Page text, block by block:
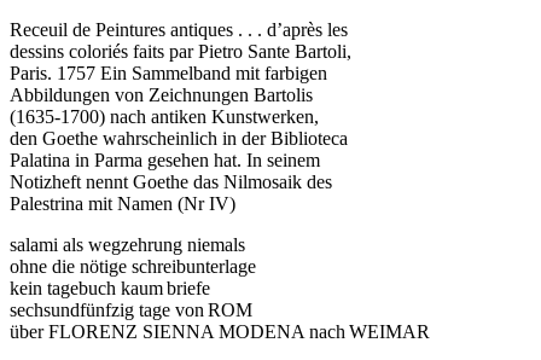
Receuil de Peintures antiques . . . d’après les
dessins coloriés faits par Pietro Sante Bartoli,
Paris. 1757 Ein Sammelband mit farbigen
Abbildungen von Zeichnungen Bartolis
(1635-1700) nach antiken Kunstwerken,
den Goethe wahrscheinlich in der Biblioteca
Palatina in Parma gesehen hat. In seinem
Notizheft nennt Goethe das Nilmosaik des
Palestrina mit Namen (Nr IV)
salami als wegzehrung niemals
ohne die nötige schreibunterlage
kein tagebuch kaum briefe
sechsundfünfzig tage von ROM
über FLORENZ SIENNA MODENA nach WEIMAR